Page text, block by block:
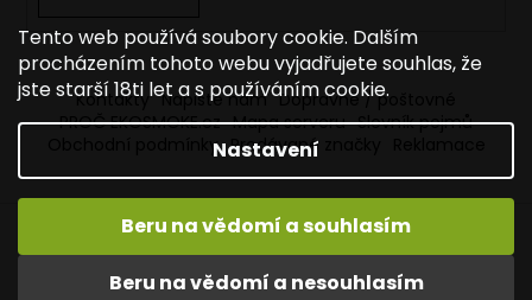
Tento web používá soubory cookie. Dalším
procházením tohoto webu vyjadřujete souhlas, že
jste starší 18ti let a s používáním cookie.
Nastavení
Beru na vědomí a nesouhlasím
Beru na vědomí a souhlasím
Kontakty Napište nám Dopravné / poštovné
PROČ EKOSMOKE.cz Mapa serveru Slovník pojmů
Obchodní podmínky Prodávané značky
Vytvořil Shoptet
Copyright 2026EKOSMOKE - Specialista na e-cigarety.
Všechna práva vyhrazena. Upravit nastavení cookies